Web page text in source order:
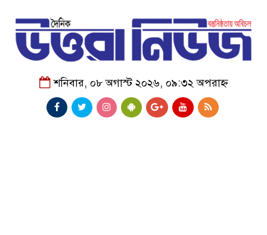
শনিবার, ০৮ অগাস্ট ২০২৬, ০৯:৩২ অপরাহ্ন